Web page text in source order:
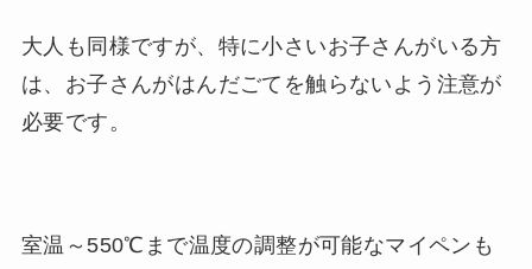
大人も同様ですが、特に小さいお子さんがいる方
は、お子さんがはんだごてを触らないよう注意が
必要です。
室温～550℃まで温度の調整が可能なマイペンも